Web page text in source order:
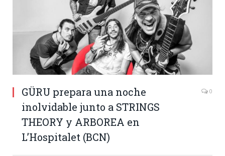
GÜRU prepara una noche
inolvidable junto a STRINGS
THEORY y ARBOREA en
L’Hospitalet (BCN)
0